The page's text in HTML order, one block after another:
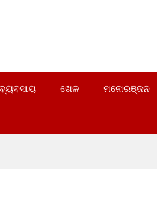
ଖେଳ ମନୋରଞ୍ଜନ